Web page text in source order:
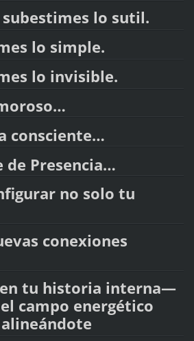
lo sutil.
lo simple.
lo invisible.
consciente…
Presencia…
no solo tu
conexiones
tu historia interna—
campo energético